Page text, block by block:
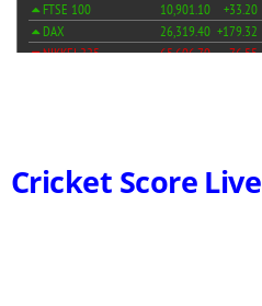
Cricket Score Live